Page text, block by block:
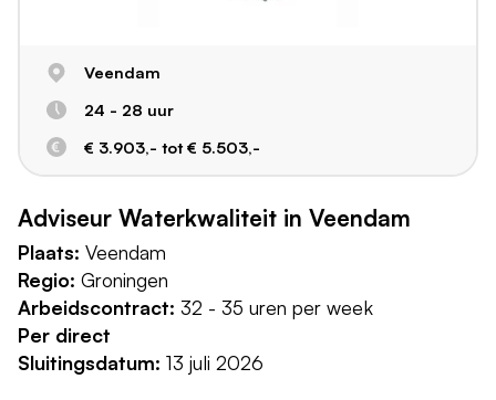
Veendam
24 - 28 uur
€ 3.903,- tot € 5.503,-
Adviseur Waterkwaliteit in Veendam
Plaats: Veendam
Regio: Groningen
Arbeidscontract: 32 - 35 uren per week
Per direct
Sluitingsdatum: 13 juli 2026